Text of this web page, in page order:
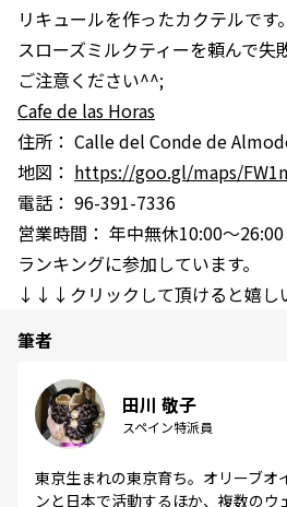
リキュールを作ったカクテルです
スローズミルクティーを頼んで失
ご注意ください^^;
Cafe de las Horas
住所： Calle del Conde de
地図： https://goo.gl/maps/
電話： 96-391-7336
営業時間： 年中無休10:00～26:00
ランキングに参加しています。
↓↓↓クリックして頂けると嬉
筆者
田川 敬子
スペイン特派員
東京生まれの東京育ち。オリーブオ
ンと日本で活動するほか、複数のウ